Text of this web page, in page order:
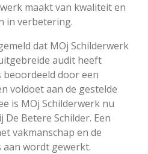
maakt van kwaliteit en
in verbetering.
dat MOj Schilderwerk
audit heeft
door een
voldoet aan de gestelde
is MOj Schilderwerk nu
Betere Schilder. Een
vakmanschap en de
wordt gewerkt.